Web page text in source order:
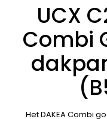
UCX
Combi
Het DAKEA Combi